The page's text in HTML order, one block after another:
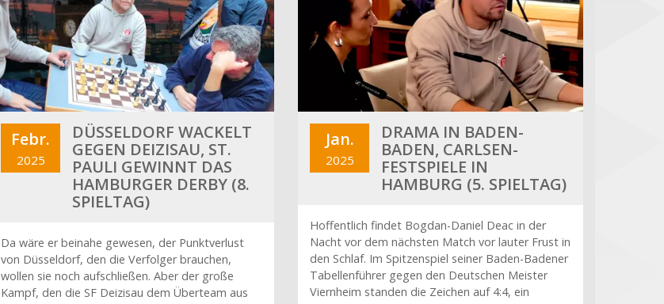
Febr.
2025
DÜSSELDORF WACKELT
GEGEN DEIZISAU, ST.
PAULI GEWINNT DAS
HAMBURGER DERBY (8.
SPIELTAG)
Da wäre er beinahe gewesen, der Punktverlust
von Düsseldorf, den die Verfolger brauchen,
wollen sie noch aufschließen. Aber der große
Kampf, den die SF Deizisau dem Überteam aus
Jan.
2025
DRAMA IN BADEN-
BADEN, CARLSEN-
FESTSPIELE IN
HAMBURG (5. SPIELTAG)
Hoffentlich findet Bogdan-Daniel Deac in der
Nacht vor dem nächsten Match vor lauter Frust in
den Schlaf. Im Spitzenspiel seiner Baden-Badener
Tabellenführer gegen den Deutschen Meister
Viernheim standen die Zeichen auf 4:4, ein